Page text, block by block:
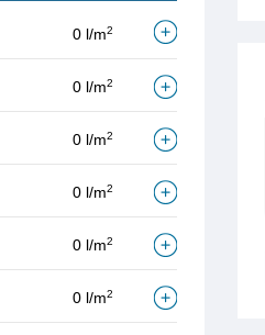
0 l/m2
0 l/m2
0 l/m2
0 l/m2
0 l/m2
0 l/m2